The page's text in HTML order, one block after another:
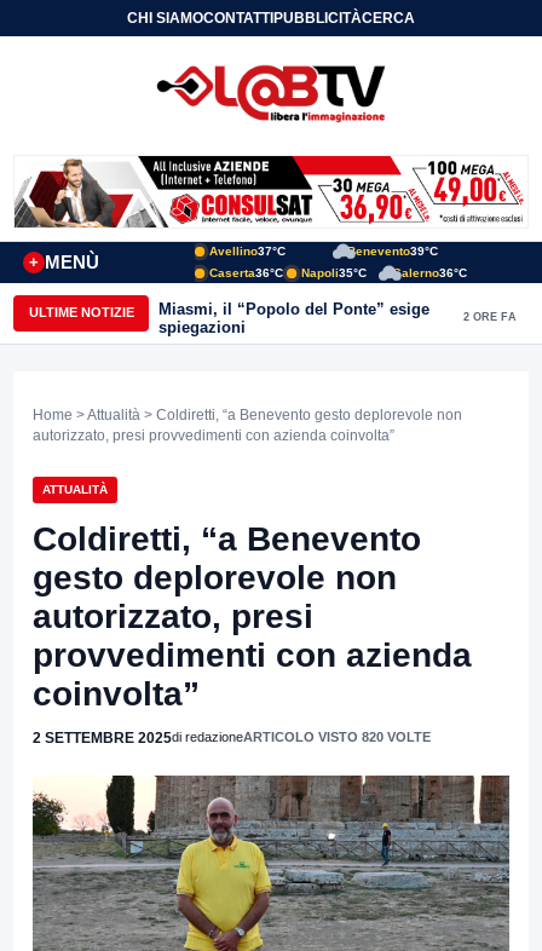
CHI SIAMOCONTATTIPUBBLICITÀCERCA
MENÙ
+
Avellino37°C Benevento39°C
Caserta36°C Napoli35°C Salerno36°C
ULTIME NOTIZIE
Miasmi, il “Popolo del Ponte” esige
spiegazioni
2 ORE FA
Home >Attualità > Coldiretti, “a Benevento gesto deplorevole non
autorizzato, presi provvedimenti con azienda coinvolta”
ATTUALITÀ
Coldiretti, “a Benevento
gesto deplorevole non
autorizzato, presi
provvedimenti con azienda
coinvolta”
2 SETTEMBRE 2025di redazioneARTICOLO VISTO 820 VOLTE